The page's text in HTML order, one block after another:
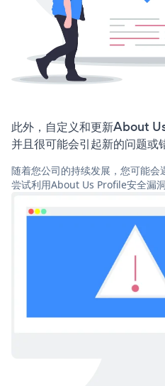
此外，自定义和更新About
并且很可能会引起新的问题或
随着您公司的持续发展，您可能
尝试利用About Us Profile安全漏洞